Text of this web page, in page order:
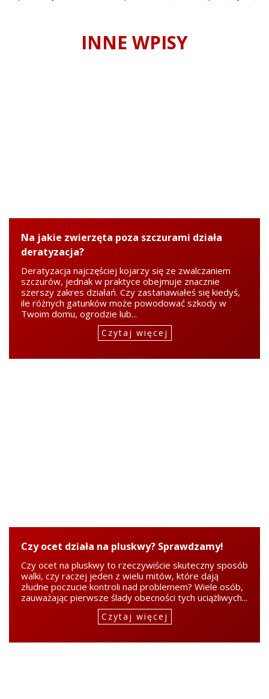
INNE WPISY
Na jakie zwierzęta poza szczurami działa
deratyzacja?
Deratyzacja najczęściej kojarzy się ze zwalczaniem
szczurów, jednak w praktyce obejmuje znacznie
szerszy zakres działań. Czy zastanawiałeś się kiedyś,
ile różnych gatunków może powodować szkody w
Twoim domu, ogrodzie lub...
Czytaj więcej
Czy ocet działa na pluskwy? Sprawdzamy!
Czy ocet na pluskwy to rzeczywiście skuteczny sposób
walki, czy raczej jeden z wielu mitów, które dają
złudne poczucie kontroli nad problemem? Wiele osób,
zauważając pierwsze ślady obecności tych uciążliwych...
Czytaj więcej